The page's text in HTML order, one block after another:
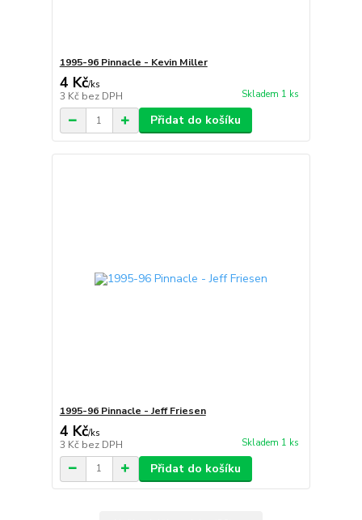
1995-96 Pinnacle - Kevin Miller
4 Kč/ks
3 Kč bez DPH Skladem 1 ks
Přidat do košíku
1995-96 Pinnacle - Jeff Friesen
4 Kč/ks
3 Kč bez DPH Skladem 1 ks
Přidat do košíku